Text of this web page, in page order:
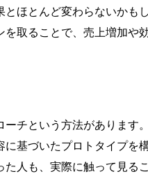
ほとんど変わらないかも
取ることで、売上増加や
チという方法があります。
基づいたプロトタイプを
人も、実際に触って見る